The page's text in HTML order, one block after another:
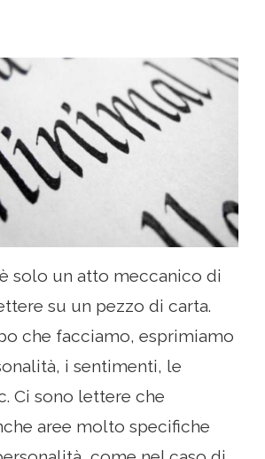
solo un atto meccanico di
su un pezzo di carta.
che facciamo, esprimiamo
i sentimenti, le
Ci sono lettere che
aree molto specifiche